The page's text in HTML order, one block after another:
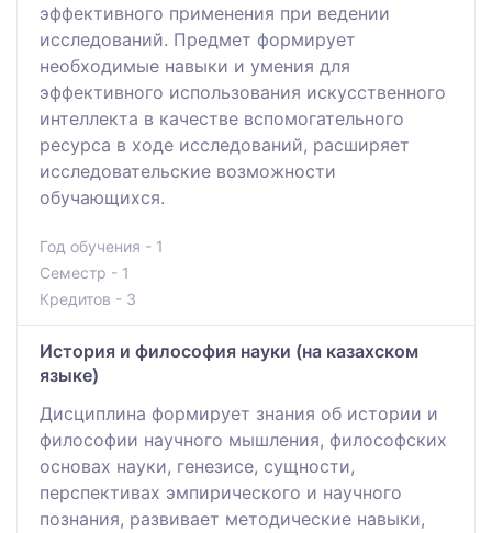
эффективного применения при ведении
исследований. Предмет формирует
необходимые навыки и умения для
эффективного использования искусственного
интеллекта в качестве вспомогательного
ресурса в ходе исследований, расширяет
исследовательские возможности
обучающихся.
Год обучения - 1
Семестр - 1
Кредитов - 3
История и философия науки (на казахском
языке)
Дисциплина формирует знания об истории и
философии научного мышления, философских
основах науки, генезисе, сущности,
перспективах эмпирического и научного
познания, развивает методические навыки,